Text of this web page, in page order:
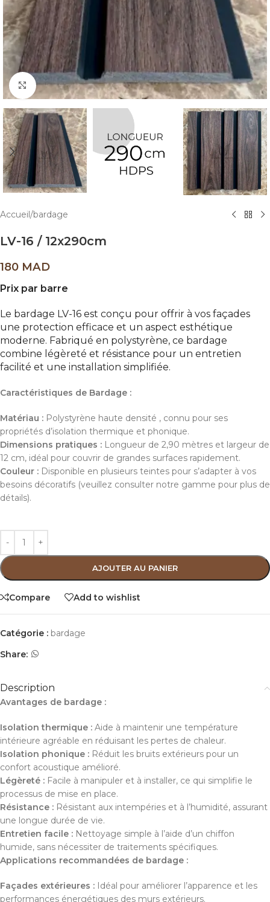
Click to enlarge
Accueil /bardage
LV-16 / 12x290cm
180 MAD
Prix par barre
Le bardage LV-16 est conçu pour offrir à vos façades
une protection efficace et un aspect esthétique
moderne. Fabriqué en polystyrène, ce bardage
combine légèreté et résistance pour un entretien
facilité et une installation simplifiée.
Caractéristiques de Bardage :
Matériau : Polystyrène haute densité , connu pour ses
propriétés d’isolation thermique et phonique.
Dimensions pratiques : Longueur de 2,90 mètres et largeur de
12 cm, idéal pour couvrir de grandes surfaces rapidement.
Couleur : Disponible en plusieurs teintes pour s’adapter à vos
besoins décoratifs (veuillez consulter notre gamme pour plus de
détails).
AJOUTER AU PANIER
Compare Add to wishlist
Catégorie : bardage
Share:
Description
Avantages de bardage :
Isolation thermique : Aide à maintenir une température
intérieure agréable en réduisant les pertes de chaleur.
Isolation phonique : Réduit les bruits extérieurs pour un
confort acoustique amélioré.
Légèreté : Facile à manipuler et à installer, ce qui simplifie le
processus de mise en place.
Résistance : Résistant aux intempéries et à l’humidité, assurant
une longue durée de vie.
Entretien facile : Nettoyage simple à l’aide d’un chiffon
humide, sans nécessiter de traitements spécifiques.
Applications recommandées de bardage :
Façades extérieures : Idéal pour améliorer l’apparence et les
performances énergétiques des murs extérieurs.